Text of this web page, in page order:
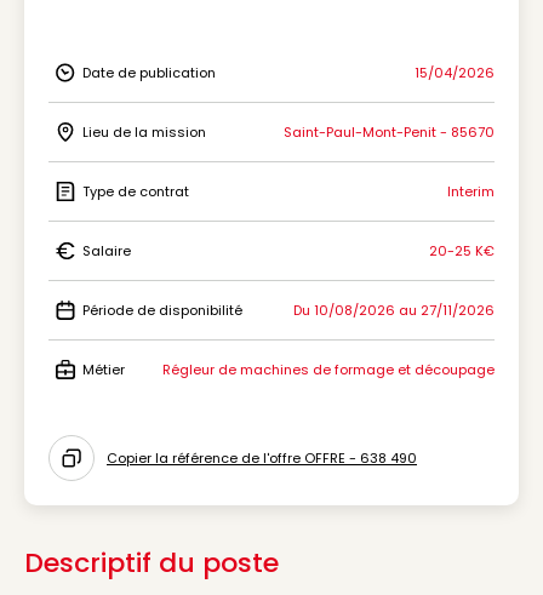
Icon Date de publication
Date de publication 15/04/2026
Icon Lieu de la mission
Lieu de la mission Saint-Paul-Mont-Penit - 85670
Icon Type de contrat
Type de contrat Interim
Icon Salaire
Salaire 20-25 K€
Icon Période de disponibilité
Période de disponibilité Du 10/08/2026 au 27/11/2026
Métier Régleur de machines de formage et découpage
Icon copy to clipboard
Copier la référence de l'offre OFFRE - 638 490
Descriptif du poste